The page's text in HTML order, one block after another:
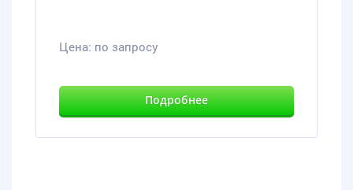
Цена: по запросу
Подробнее